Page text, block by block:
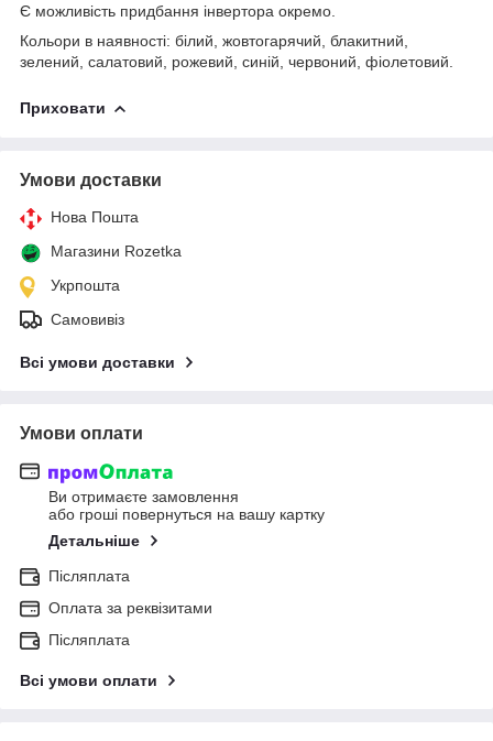
Є можливість придбання інвертора окремо.
Кольори в наявності: білий, жовтогарячий, блакитний,
зелений, салатовий, рожевий, синій, червоний, фіолетовий.
Приховати
Умови доставки
Нова Пошта
Магазини Rozetka
Укрпошта
Самовивіз
Всі умови доставки
Умови оплати
Ви отримаєте замовлення
або гроші повернуться на вашу картку
Детальніше
Післяплата
Оплата за реквізитами
Післяплата
Всі умови оплати